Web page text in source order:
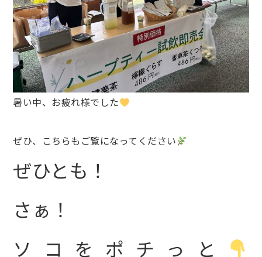
暑い中、お疲れ様でした
ぜひ、こちらもご覧になってください
ぜひとも！
さぁ！
ソコをポチっと